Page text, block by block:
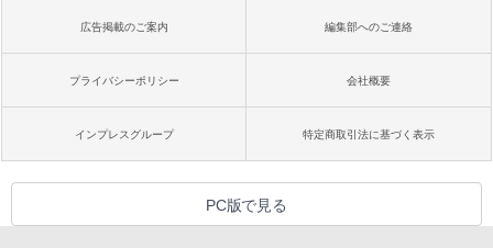
広告掲載のご案内 編集部へのご連絡
プライバシーポリシー 会社概要
インプレスグループ 特定商取引法に基づく表示
PC版で見る